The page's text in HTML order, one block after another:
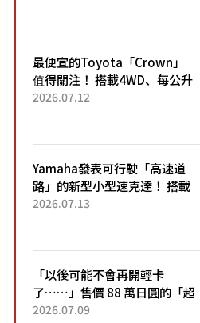
最便宜的Toyota「Crown」
值得關注！ 搭載4WD、每公升
22.4公里低油耗表現超亮眼！
2026.07.12
Yamaha發表可行駛「高速道
路」的新型小型速克達！ 搭載
能享受超強勁「渦輪感」的動
2026.07.13
「以後可能不會再開輕卡
了……」售價 88 萬日圓的「超
迷你輕型貨車」引發兩極評
2026.07.09